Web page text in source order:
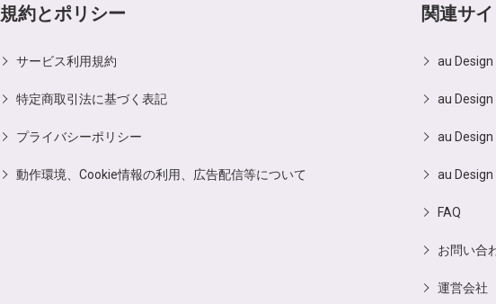
規約とポリシー
サービス利用規約
特定商取引法に基づく表記
プライバシーポリシー
動作環境、Cookie情報の利用、広告配信等について
関連サイ
au
au
au
au
FAQ
お問い合
運営会社